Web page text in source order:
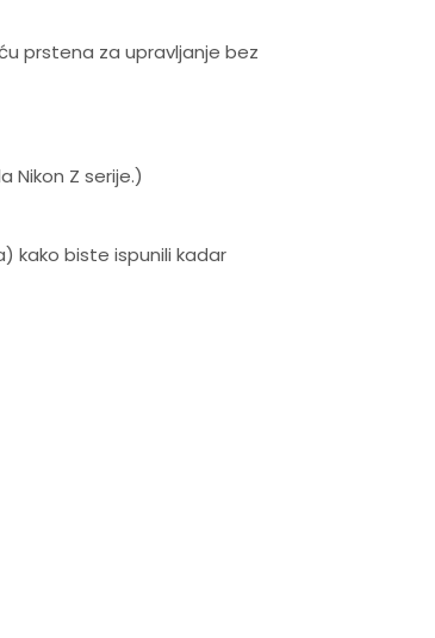
prstena za upravljanje bez
Z serije.)
kako biste ispunili kadar